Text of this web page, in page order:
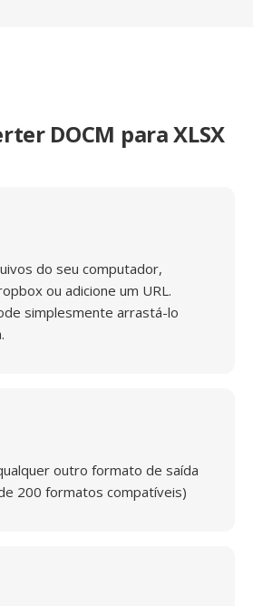
DOCM para XLSX
do seu computador,
ou adicione um URL.
simplesmente arrastá-lo
outro formato de saída
200 formatos compatíveis)